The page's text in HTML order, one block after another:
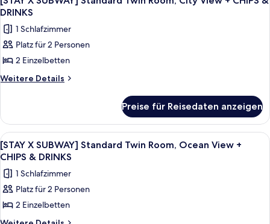
CHIPS
&
DRINKS
anzeigen
Family
Ocean
View
CHIPS
&
DRINKS
Fotos
für
[STAY
X
SUBWAY]
Standard
City
View
+
CHIPS
&
DRINKS
anzeigen
DRINKS
1 Schlafzimmer
Platz für 2 Personen
2 Einzelbetten
Weitere Details
Weitere
X
SUBWAY]
Standard
Twin
City
View
CHIPS
&
Preise für Reisedaten anzeigen
Alle
Fotos
für
[STAY
X
SUBWAY]
Standard
Ein modernes Wohnzimmer mit
7
[STAY X SUBWAY] Standard Twin Room, Ocean View +
CHIPS & DRINKS
1 Schlafzimmer
Platz für 2 Personen
2 Einzelbetten